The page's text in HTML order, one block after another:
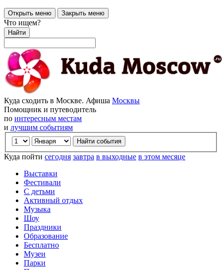
Открыть меню Закрыть меню
Что ищем?
Найти
Куда сходить в Москве. Афиша Москвы
Помощник и путеводитель
по интересным местам
и лучшим событиям
Куда пойти сегодня завтра в выходные в этом месяце
Выставки
Фестивали
С детьми
Активный отдых
Музыка
Шоу
Праздники
Образование
Бесплатно
Музеи
Парки